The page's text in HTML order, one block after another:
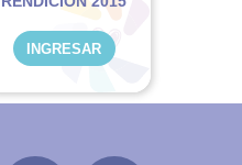
INGRESAR